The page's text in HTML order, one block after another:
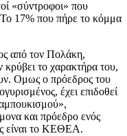
«σύντροφοι» που
17% που πήρε το κόμμα
από τον Πολάκη,
κρύβει το χαρακτήρα του,
Ομως ο πρόεδρος του
έχει επιδοθεί
και πρόεδρο ενός
είναι το ΚΕΘΕΑ.